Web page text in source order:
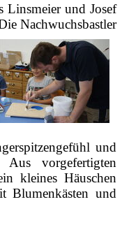
und Josef
Nachwuchsbastler
und
vorgefertigten
kleines Häuschen
Blumenkästen und